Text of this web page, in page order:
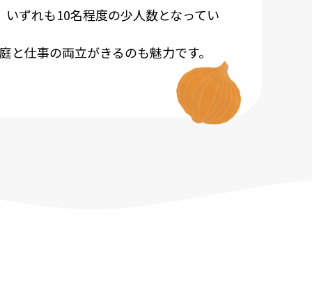
ずれも10名程度の少人数となってい
と仕事の両立がきるのも魅力です。